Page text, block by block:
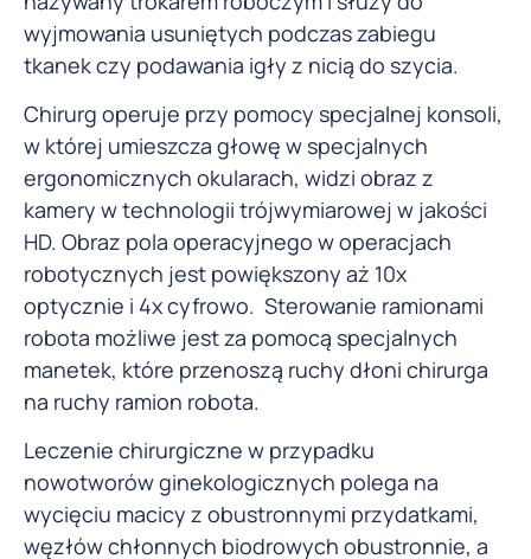
wyjmowania usuniętych podczas zabiegu
tkanek czy podawania igły z nicią do szycia.
Chirurg operuje przy pomocy specjalnej konsoli,
w której umieszcza głowę w specjalnych
ergonomicznych okularach, widzi obraz z
kamery w technologii trójwymiarowej w jakości
HD. Obraz pola operacyjnego w operacjach
robotycznych jest powiększony aż 10x
optycznie i 4x cyfrowo. Sterowanie ramionami
robota możliwe jest za pomocą specjalnych
manetek, które przenoszą ruchy dłoni chirurga
na ruchy ramion robota.
Leczenie chirurgiczne w przypadku
nowotworów ginekologicznych polega na
wycięciu macicy z obustronnymi przydatkami,
węzłów chłonnych biodrowych obustronnie, a